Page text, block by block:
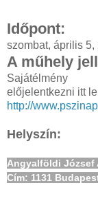
Időpont:
szombat, április 5,
A műhely
Sajátélmény
előjelentkezni itt
http://
Helyszín:
Angyalföldi József
Cím: 1131